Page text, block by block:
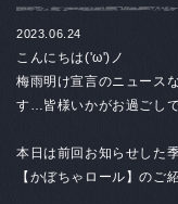
2023.06.24
こんにちは('ω')ノ
梅雨明け宣言のニュース
す…皆様いかがお過ごし
本日は前回お知らせした
【かぼちゃロール】のご